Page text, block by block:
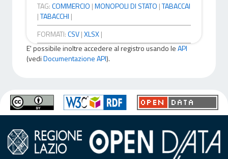
TAG:COMMERCIO |MONOPOLI DI STATO |TABACCAI
|TABACCHI |
FORMATI:CSV|XLSX|
E' possibile inoltre accedere al registro usando leAPI
(vediDocumentazione API).